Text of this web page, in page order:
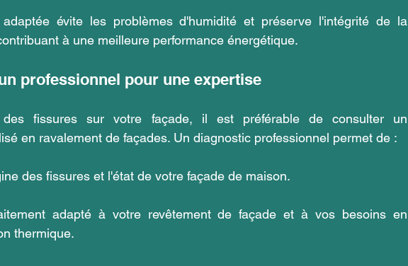
évite les problèmes d'humidité et préserve l'intégrité de la
à une meilleure performance énergétique.
professionnel pour une expertise
fissures sur votre façade, il est préférable de consulter un
en ravalement de façades. Un diagnostic professionnel permet de :
des fissures et l'état de votre façade de maison.
adapté à votre revêtement de façade et à vos besoins en
thermique.